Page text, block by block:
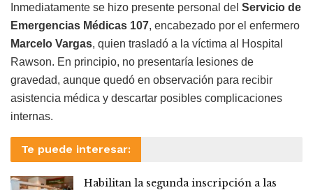
Inmediatamente se hizo presente personal del Servicio de
Emergencias Médicas 107, encabezado por el enfermero
Marcelo Vargas, quien trasladó a la víctima al Hospital
Rawson. En principio, no presentaría lesiones de
gravedad, aunque quedó en observación para recibir
asistencia médica y descartar posibles complicaciones
internas.
Te puede interesar:
Habilitan la segunda inscripción a las